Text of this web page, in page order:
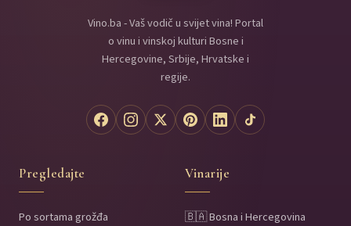
Vino.ba - Vaš vodič u svijet vina! Portal
o vinu i vinskoj kulturi Bosne i
Hercegovine, Srbije, Hrvatske i
regije.
Pregledajte
Po sortama grožđa
Vinarije
🇧🇦 Bosna i Hercegovina